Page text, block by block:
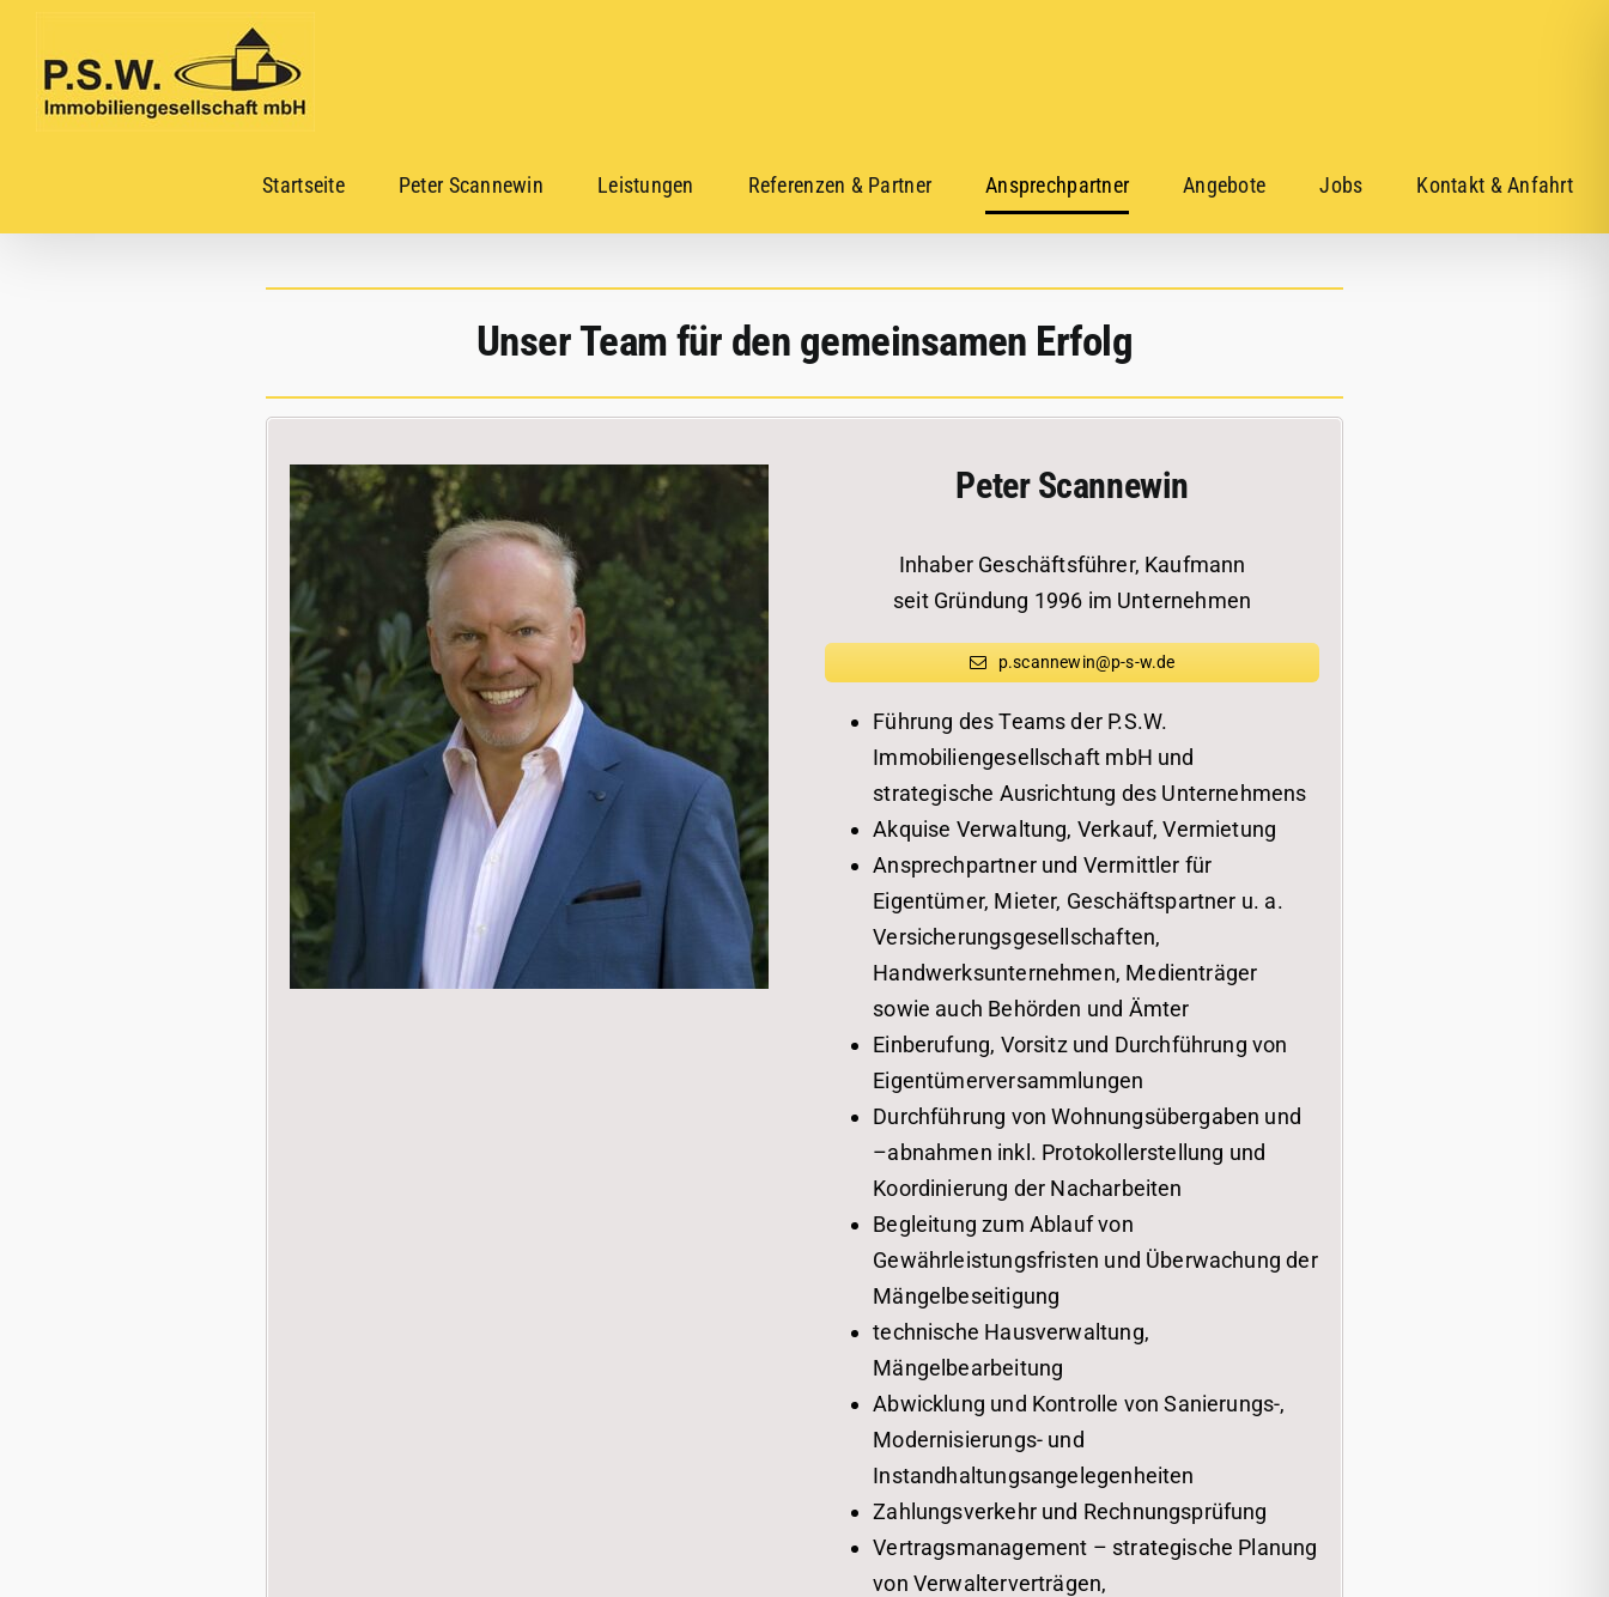
content
Startseite Peter Scannewin Leistungen Referenzen & Partner Ansprechpartner Angebote Jobs Kontakt & Anfahrt
Unser Team für den gemeinsamen Erfolg
Peter Scannewin
Inhaber Geschäftsführer, Kaufmann
seit Gründung 1996 im Unternehmen
p.scannewin@p-s-w.de
Führung des Teams der P.S.W.
Immobiliengesellschaft mbH und
strategische Ausrichtung des Unternehmens
Akquise Verwaltung, Verkauf, Vermietung
Ansprechpartner und Vermittler für
Eigentümer, Mieter, Geschäftspartner u. a.
Versicherungsgesellschaften,
Handwerksunternehmen, Medienträger
sowie auch Behörden und Ämter
Einberufung, Vorsitz und Durchführung von
Eigentümerversammlungen
Durchführung von Wohnungsübergaben und
–abnahmen inkl. Protokollerstellung und
Koordinierung der Nacharbeiten
Begleitung zum Ablauf von
Gewährleistungsfristen und Überwachung der
Mängelbeseitigung
technische Hausverwaltung,
Mängelbearbeitung
Abwicklung und Kontrolle von Sanierungs-,
Modernisierungs- und
Instandhaltungsangelegenheiten
Zahlungsverkehr und Rechnungsprüfung
Vertragsmanagement – strategische Planung
von Verwalterverträgen,